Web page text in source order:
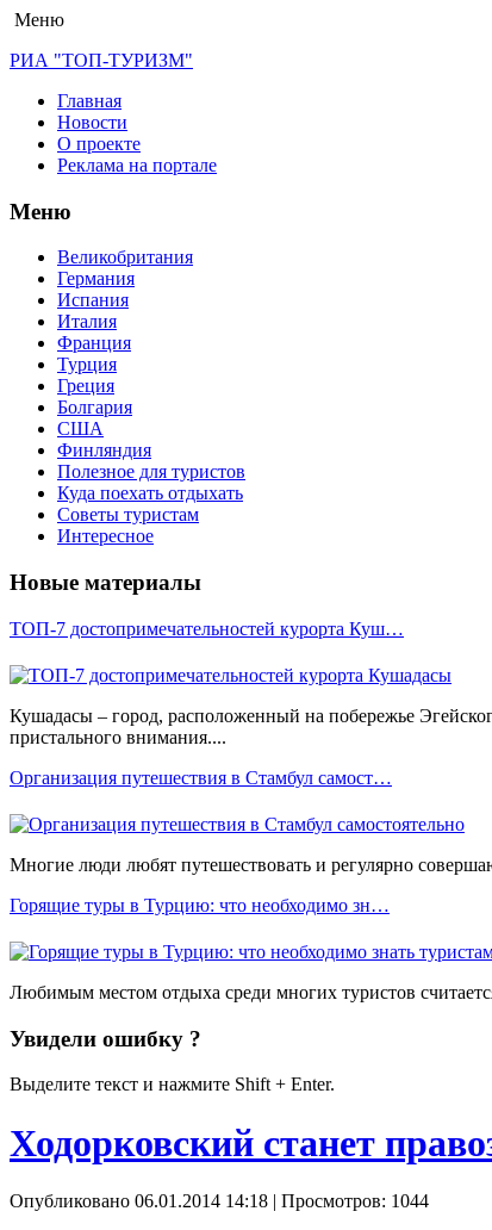
Меню
РИА "ТОП-ТУРИЗМ"
Главная
Новости
О проекте
Реклама на портале
Меню
Великобритания
Германия
Испания
Италия
Франция
Турция
Греция
Болгария
США
Финляндия
Полезное для туристов
Куда поехать отдыхать
Советы туристам
Интересное
Новые материалы
ТОП-7 достопримечательностей курорта Куш…
Кушадасы – город, расположенный на побережье
пристального внимания....
Организация путешествия в Стамбул самост…
Многие люди любят путешествовать и регулярно
Горящие туры в Турцию: что необходимо зн…
Любимым местом отдыха среди многих туристов
Увидели ошибку ?
Выделите текст и нажмите Shift + Enter.
Ходорковский станет
Опубликовано 06.01.2014 14:18 | Просмотров: 1044